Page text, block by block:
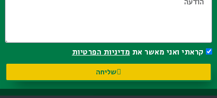
קראתי ואני מאשר את מדיניות הפרטיות
שליחה